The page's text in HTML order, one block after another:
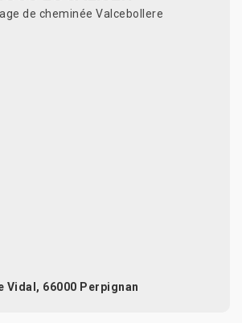
de cheminée Valcebollere
Vidal, 66000 Perpignan